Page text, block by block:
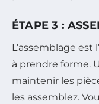
ÉTAPE 3 :
L’assemblage
à prendre forme.
maintenir les
les assemblez.